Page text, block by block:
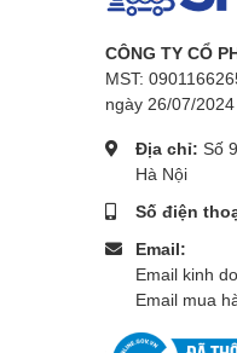
CÔNG TY CỔ
MST:
ngày 26/07/2024
Địa chỉ: Số
Hà Nội
Số điện
Email:
Email kinh
Email mua